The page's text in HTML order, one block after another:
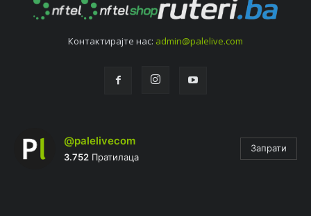
Контактирајтe нас: admin@palelive.com
@palelivecom
3.752 Пратилаца
Запрати